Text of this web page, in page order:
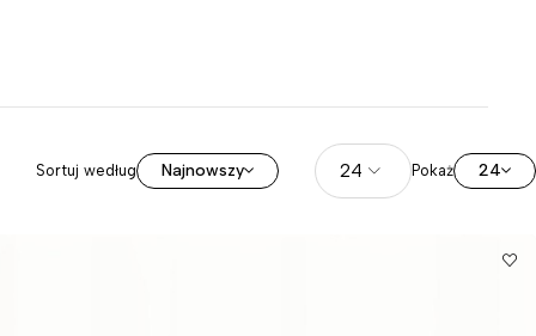
Sortuj według Najnowszy Pokaż 24